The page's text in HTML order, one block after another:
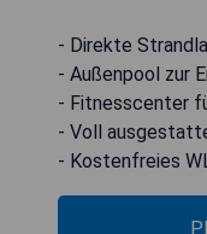
- Direkte
- Außenpool zur
- Fitnesscenter
- Voll
- Kostenfreies